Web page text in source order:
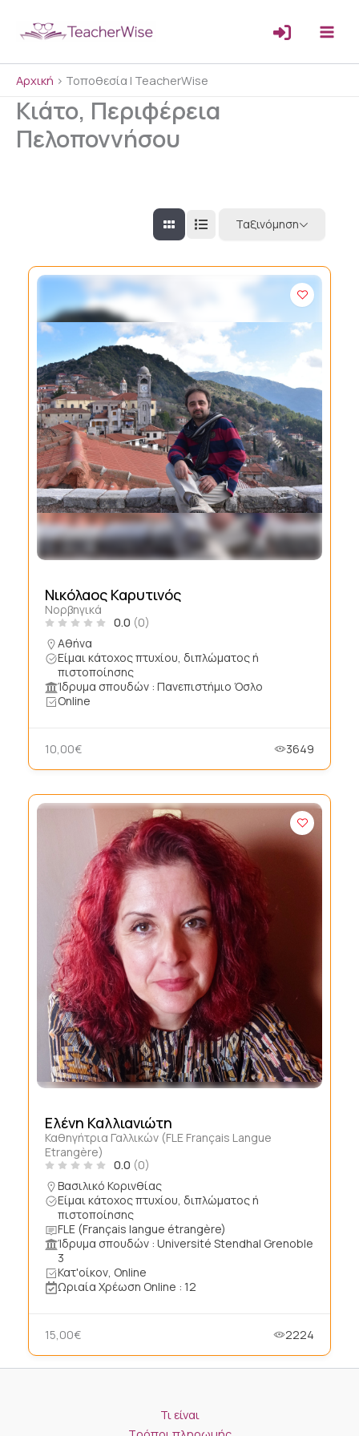
Αρχική > Τοποθεσία | TeacherWise
Κιάτο, Περιφέρεια
Πελοποννήσου
Ταξινόμηση
Νικόλαος Καρυτινός
Νορβηγικά
0.0 (0)
Αθήνα
Είμαι κάτοχος πτυχίου, διπλώματος ή
πιστοποίησης
Ίδρυμα σπουδών : Πανεπιστήμιο Όσλο
Online
10,00€ 3649
Ελένη Καλλιανιώτη
Καθηγήτρια Γαλλικών (FLE Français Langue
Etrangère)
0.0 (0)
Βασιλικό Κορινθίας
Είμαι κάτοχος πτυχίου, διπλώματος ή
πιστοποίησης
FLE (Français langue étrangère)
Ίδρυμα σπουδών : Université Stendhal Grenoble
3
Κατ'οίκον, Online
Ωριαία Χρέωση Online : 12
15,00€ 2224
Τι είναι